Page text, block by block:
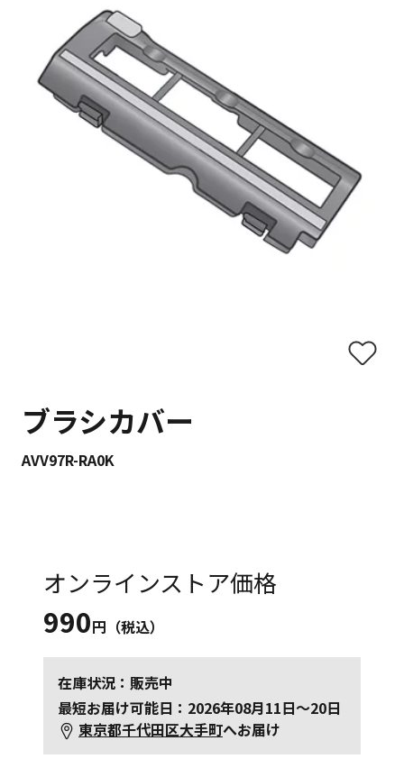
ブラシカバー
AVV97R-RA0K
オンラインストア価格
990円（税込）
在庫状況：販売中
最短お届け可能日：2026年08月11日～20日
東京都千代田区大手町へお届け